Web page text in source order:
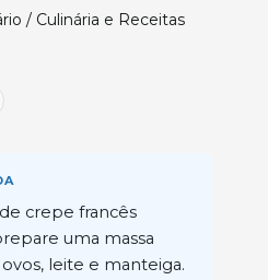
/ Culinária e Receitas
crepe francês
uma massa
leite e manteiga.